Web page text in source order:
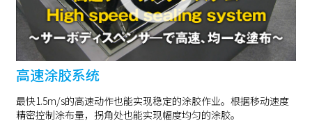
高速涂胶系统
最快1.5m/s的高速动作也能实现稳定的涂胶作业。根据移动速度
精密控制涂布量，拐角处也能实现幅度均匀的涂胶。